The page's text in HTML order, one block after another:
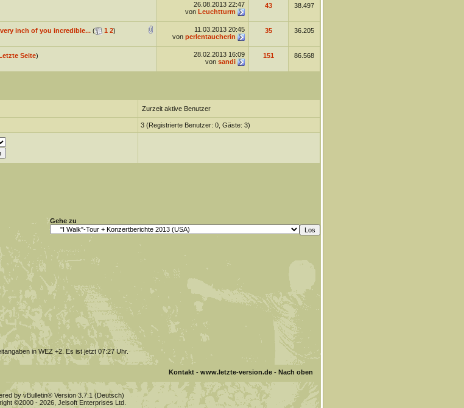
26.08.2013 22:47
von Leuchtturm
43 38.497
inch of you incredible... ( 1 2)
11.03.2013 20:45
von perlentaucherin
35 36.205
Seite)
28.02.2013 16:09
von sandi
151 86.568
Zurzeit aktive Benutzer
3 (Registrierte Benutzer: 0, Gäste: 3)
Gehe zu
in WEZ +2. Es ist jetzt07:27Uhr.
Kontakt- www.letzte-version.de- Nach oben
by vBulletin® Version 3.7.1 (Deutsch)
©2000 - 2026, Jelsoft Enterprises Ltd.